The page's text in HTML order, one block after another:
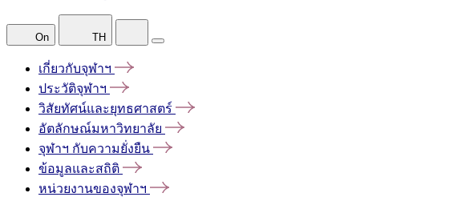
On TH
เกี่ยวกับจุฬาฯ
ประวัติจุฬาฯ
วิสัยทัศน์และยุทธศาสตร์
อัตลักษณ์มหาวิทยาลัย
จุฬาฯ กับความยั่งยืน
ข้อมูลและสถิติ
หน่วยงานของจุฬาฯ